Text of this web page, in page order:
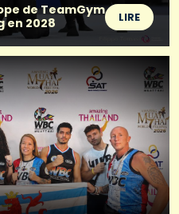
de TeamGym
en 2028
LIRE